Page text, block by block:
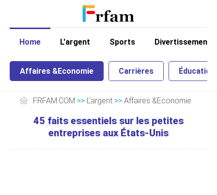
Home L'argent Sports Divertissement
Affaires &Economie Carrières Éducation
FRFAM.COM >> L'argent >> Affaires &Economie
45 faits essentiels sur les petites
entreprises aux États-Unis